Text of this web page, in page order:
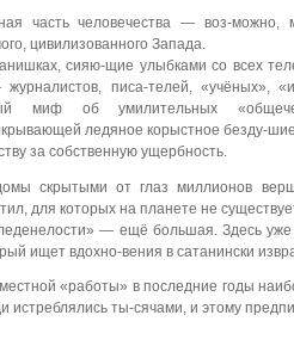
часть человечества — воз-
цивилизованного Запада.
сияю-щие улыбками со всех
писа-телей, «учёных»,
миф об умилительных
ледяное корыстное безду-
за собственную ущербность.
скрытыми от глаз миллионов
для которых на планете не
— ещё большая. Здесь уже
ищет вдохно-вения в сатанински
«работы» в последние годы
истреблялись ты-сячами, и этому